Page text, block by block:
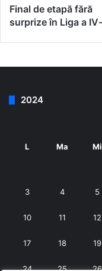
Final de etapă fără
surprize în Liga a
2024
L Ma Mi
3 4 5
10 11 12
17 18 19
24 25 26